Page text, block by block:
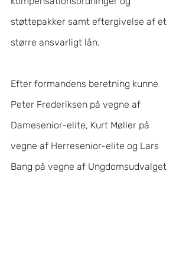
støttepakker samt eftergivelse af et
større ansvarligt lån.
Efter formandens beretning kunne
Peter Frederiksen på vegne af
Damesenior-elite, Kurt Møller på
vegne af Herresenior-elite og Lars
Bang på vegne af Ungdomsudvalget